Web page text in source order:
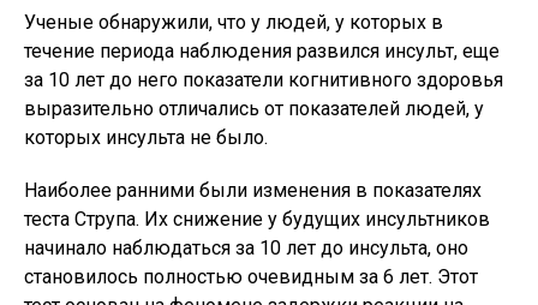
Ученые обнаружили, что у людей, у которых в
течение периода наблюдения развился инсульт, еще
за 10 лет до него показатели когнитивного здоровья
выразительно отличались от показателей людей, у
которых инсульта не было.
Наиболее ранними были изменения в показателях
теста Струпа. Их снижение у будущих инсультников
начинало наблюдаться за 10 лет до инсульта, оно
становилось полностью очевидным за 6 лет. Этот